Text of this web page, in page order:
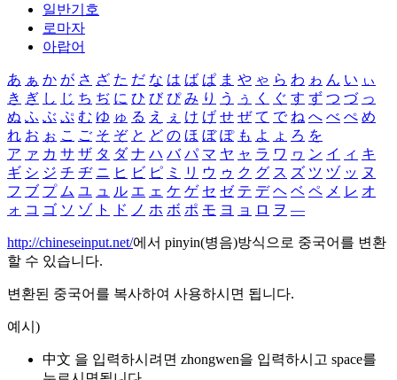
일반기호
로마자
아랍어
あ ぁ か が さ ざ た だ な は ば ぱ ま や ゃ ら わ ゎ ん い ぃ
き ぎ し じ ち ぢ に ひ び ぴ み り う ぅ く ぐ す ず つ づ っ
ぬ ふ ぶ ぷ む ゆ ゅ る え ぇ け げ せ ぜ て で ね へ べ ぺ め
れ お ぉ こ ご そ ぞ と ど の ほ ぼ ぽ も よ ょ ろ を
ア ァ カ サ ザ タ ダ ナ ハ バ パ マ ヤ ャ ラ ワ ヮ ン イ ィ キ
ギ シ ジ チ ヂ ニ ヒ ビ ピ ミ リ ウ ゥ ク グ ス ズ ツ ヅ ッ ヌ
フ ブ プ ム ユ ュ ル エ ェ ケ ゲ セ ゼ テ デ ヘ ベ ペ メ レ オ
ォ コ ゴ ソ ゾ ト ド ノ ホ ボ ポ モ ヨ ョ ロ ヲ ―
http://chineseinput.net/에서 pinyin(병음)방식으로 중국어를 변환
할 수 있습니다.
변환된 중국어를 복사하여 사용하시면 됩니다.
예시)
中文 을 입력하시려면 zhongwen을 입력하시고 space를